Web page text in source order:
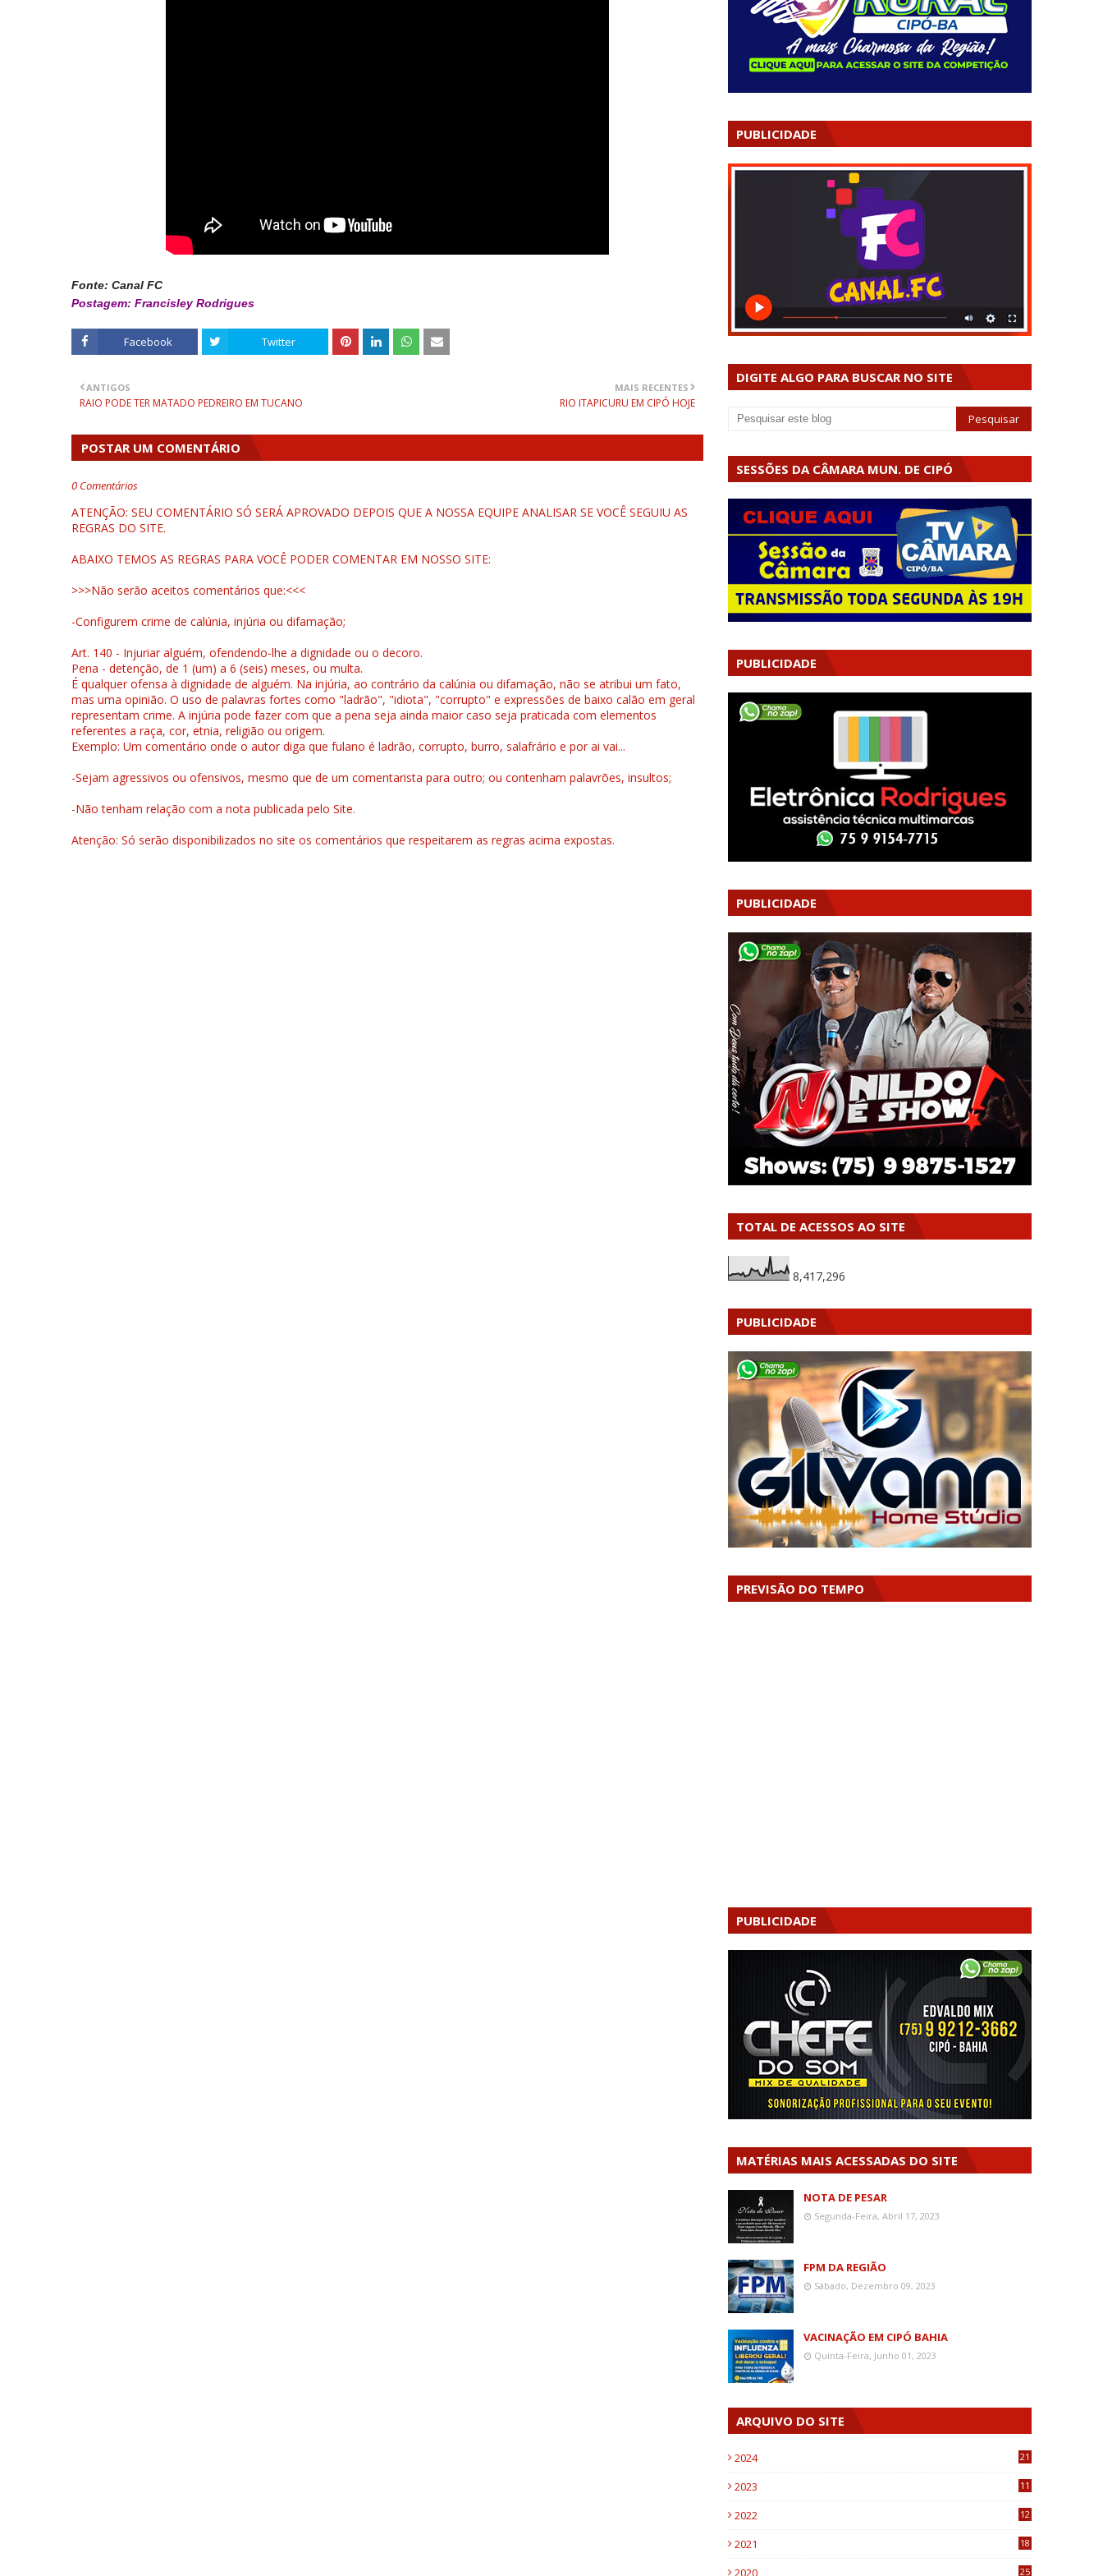
Fonte: Canal FC
Postagem: Francisley Rodrigues
Facebook Twitter
MAIS RECENTES
RIO ITAPICURU EM CIPÓ HOJE
ANTIGOS
RAIO PODE TER MATADO PEDREIRO EM TUCANO
POSTAR UM COMENTÁRIO
0 Comentários
ATENÇÃO: SEU COMENTÁRIO SÓ SERÁ APROVADO DEPOIS QUE A NOSSA EQUIPE ANALISAR SE VOCÊ SEGUIU AS
REGRAS DO SITE.
ABAIXO TEMOS AS REGRAS PARA VOCÊ PODER COMENTAR EM NOSSO SITE:
>>>Não serão aceitos comentários que:<<<
-Configurem crime de calúnia, injúria ou difamação;
Art. 140 - Injuriar alguém, ofendendo-lhe a dignidade ou o decoro.
Pena - detenção, de 1 (um) a 6 (seis) meses, ou multa.
É qualquer ofensa à dignidade de alguém. Na injúria, ao contrário da calúnia ou difamação, não se atribui um fato,
mas uma opinião. O uso de palavras fortes como "ladrão", "idiota", "corrupto" e expressões de baixo calão em geral
representam crime. A injúria pode fazer com que a pena seja ainda maior caso seja praticada com elementos
referentes a raça, cor, etnia, religião ou origem.
Exemplo: Um comentário onde o autor diga que fulano é ladrão, corrupto, burro, salafrário e por ai vai...
-Sejam agressivos ou ofensivos, mesmo que de um comentarista para outro; ou contenham palavrões, insultos;
-Não tenham relação com a nota publicada pelo Site.
Atenção: Só serão disponibilizados no site os comentários que respeitarem as regras acima expostas.
PUBLICIDADE
DIGITE ALGO PARA BUSCAR NO SITE
SESSÕES DA CÂMARA MUN. DE CIPÓ
PUBLICIDADE
PUBLICIDADE
TOTAL DE ACESSOS AO SITE
8,417,296
PUBLICIDADE
PREVISÃO DO TEMPO
PUBLICIDADE
MATÉRIAS MAIS ACESSADAS DO SITE
NOTA DE PESAR
Segunda-Feira, Abril 17, 2023
FPM DA REGIÃO
Sábado, Dezembro 09, 2023
VACINAÇÃO EM CIPÓ BAHIA
Quinta-Feira, Junho 01, 2023
ARQUIVO DO SITE
2024 21
2023
11
2022
12
2021
18
2020 25